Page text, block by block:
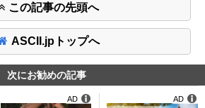
この記事の先頭へ
ASCII.jpトップへ
次にお勧めの記事
AD AD